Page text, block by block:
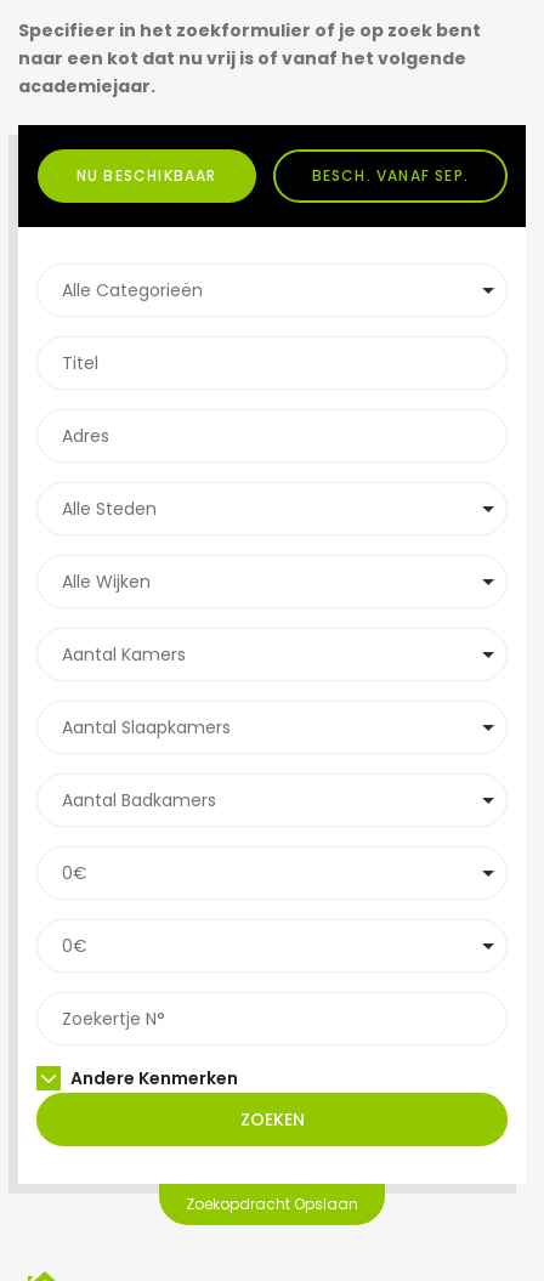
Specifieer in het zoekformulier of je op zoek bent
naar een kot dat nu vrij is of vanaf het volgende
academiejaar.
NU BESCHIKBAAR BESCH. VANAF SEP.
Andere Kenmerken
ZOEKEN
Zoekopdracht Opslaan